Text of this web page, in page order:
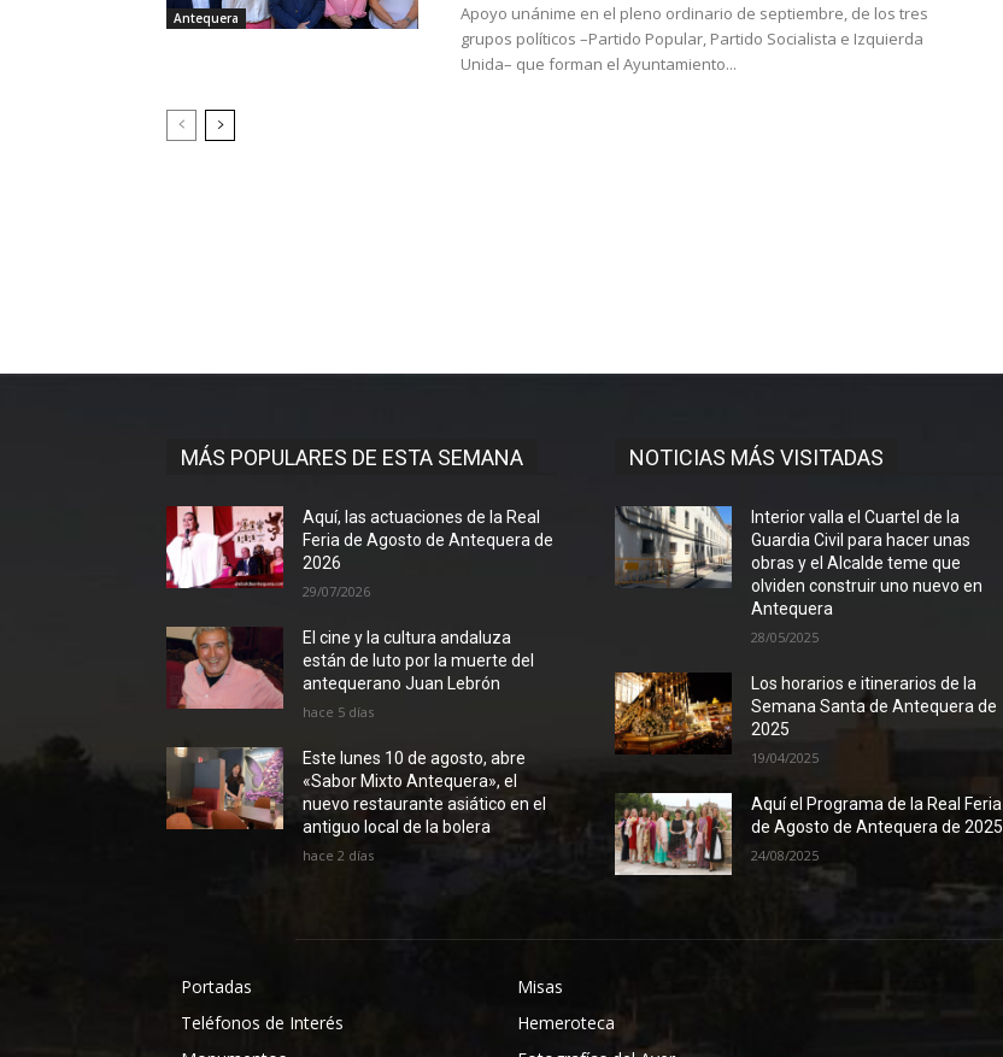
Antequera
Apoyo unánime en el pleno ordinario de septiembre, de los tres
grupos políticos –Partido Popular, Partido Socialista e Izquierda
Unida– que forman el Ayuntamiento...
MÁS POPULARES DE ESTA SEMANA
Aquí, las actuaciones de la Real
Feria de Agosto de Antequera de
2026
29/07/2026
El cine y la cultura andaluza
están de luto por la muerte del
antequerano Juan Lebrón
hace 5 días
Este lunes 10 de agosto, abre
«Sabor Mixto Antequera», el
nuevo restaurante asiático en el
antiguo local de la bolera
hace 2 días
NOTICIAS MÁS VISITADAS
Interior valla el Cuartel de la
Guardia Civil para hacer unas
obras y el Alcalde teme que
olviden construir uno nuevo en
Antequera
28/05/2025
Los horarios e itinerarios de la
Semana Santa de Antequera de
2025
19/04/2025
Aquí el Programa de la Real Feria
de Agosto de Antequera de 2025
24/08/2025
Portadas
Teléfonos de Interés
Misas
Hemeroteca